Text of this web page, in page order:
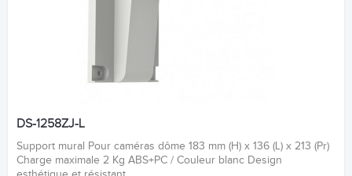
DS-1258ZJ-L
Support mural Pour caméras dôme 183 mm (H) x 136 (L) x 213 (Pr)
Charge maximale 2 Kg ABS+PC / Couleur blanc Design